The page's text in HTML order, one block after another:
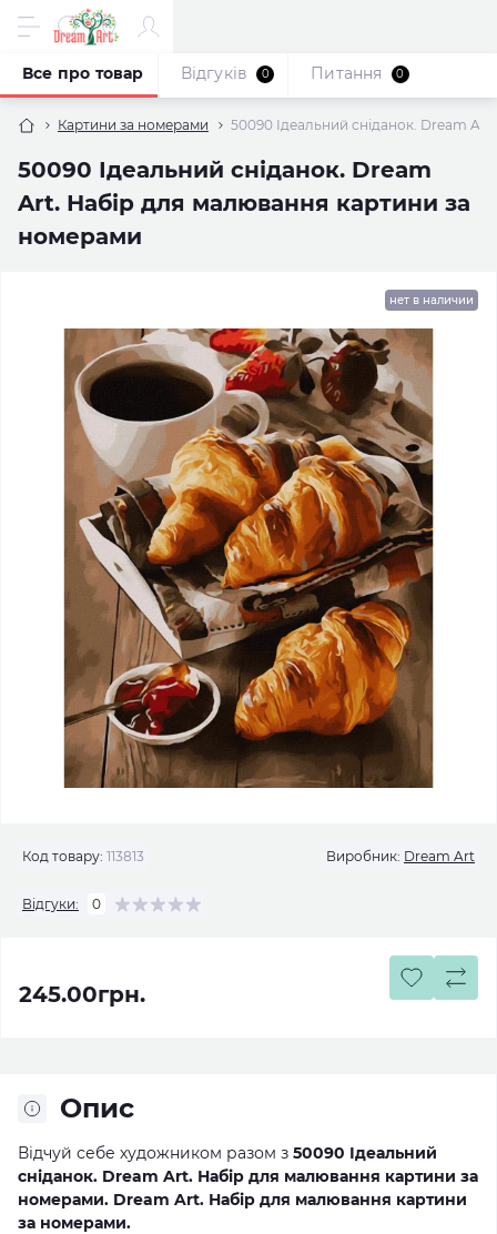
Картини за номерами 50090 Ідеальний сніданок. Dream
50090 Ідеальний сніданок. Dream
Art. Набір для малювання картини за
номерами
Все про товар Відгуків 0 Питання 0
нет в наличии
Код товару: 113813 Виробник: Dream Art
Відгуки: 0
245.00грн.
Опис
Відчуй себе художником разом з 50090 Ідеальний
сніданок. Dream Art. Набір для малювання картини за
номерами. Dream Art. Набір для малювання картини
за номерами.